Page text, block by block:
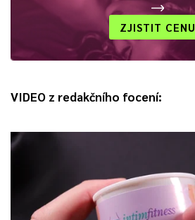
ZJISTIT CENU
VIDEO z redakčního focení: